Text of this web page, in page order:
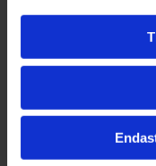
VATLACKERING
OMLACKERING AV
PRISLISTA